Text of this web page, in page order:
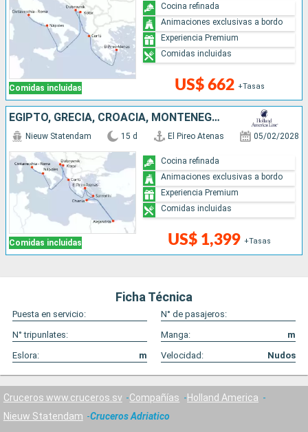
Comidas incluidas US$ 662 +Tasas
Cocina refinada
Animaciones exclusivas a bordo
Experiencia Premium
Comidas incluidas
EGIPTO, GRECIA, CROACIA, MONTENEGRO, ITALIA
Comidas incluidas
Nieuw Statendam 15 d El Pireo Atenas 05/02/2028
US$ 1,399 +Tasas
Cocina refinada
Animaciones exclusivas a bordo
Experiencia Premium
Comidas incluidas
Ficha Técnica
Puesta en servicio:
N° de pasajeros:
N° tripunlates:
Manga:
m
Eslora:
m Velocidad: Nudos
Cruceros www.cruceros.sv Compañías
Holland America
Nieuw Statendam
Cruceros Adriatico